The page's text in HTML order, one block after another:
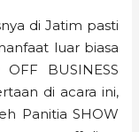
di Jatim pasti
luar biasa
BUSINESS
di acara ini,
Panitia SHOW